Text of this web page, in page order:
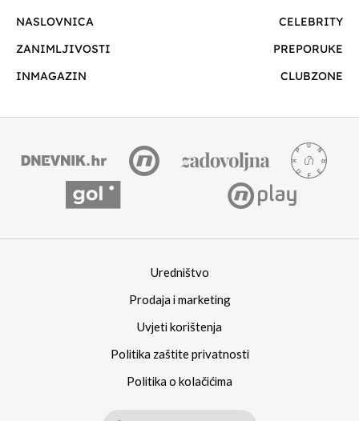
NASLOVNICA
CELEBRITY
ZANIMLJIVOSTI
PREPORUKE
INMAGAZIN
CLUBZONE
Uredništvo
Prodaja i marketing
Uvjeti korištenja
Politika zaštite privatnosti
Politika o kolačićima